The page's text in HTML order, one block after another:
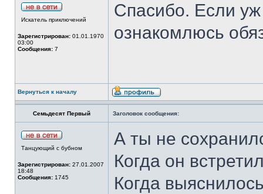
Искатель приключений
Зарегистрирован: 01.01.1970
03:00
Сообщения: 7
Спасибо. Если
ознакомлюсь
Вернуться к началу
Семьдесят Первый Заголовок сообщения:
Танцующий с бубном
Зарегистрирован: 27.01.2007
18:48
Сообщения: 1745
А ты не
Когда он
Когда